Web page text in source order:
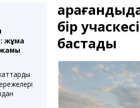
Спорт
Көрмелер
Цирк және
хайуанаттар бағы
Карталар
Веб-камералар
Тығындар
жұма
бір
бастады